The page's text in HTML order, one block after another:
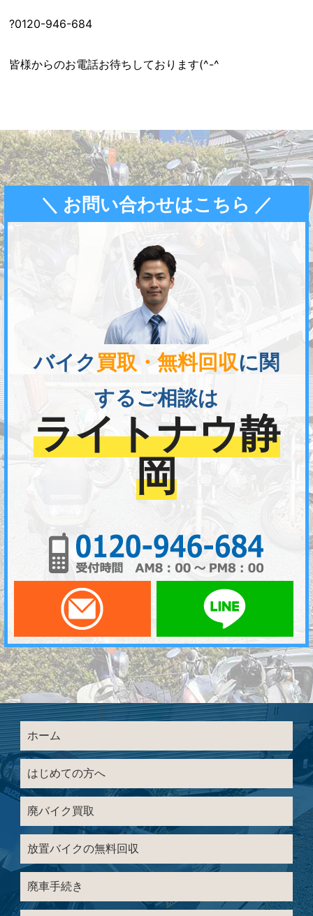
?0120-946-684
皆様からのお電話お待ちしております(^-^ゞ
＼ お問い合わせはこちら ／
バイク 買取・無料回収に関
するご相談は
ライトナウ静
岡
メールでお問い合わせ
ホーム
はじめての方へ
廃バイク買取
放置バイクの無料回収
廃車手続き